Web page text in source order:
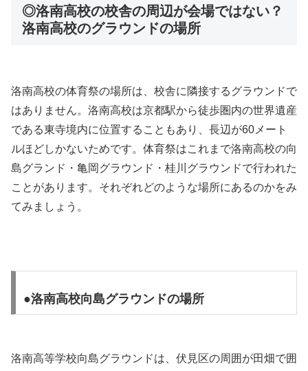
◎洛南高校の校舎の周辺が会場ではない？
洛南高校のグラウンドの場所
洛南高校の体育祭の場所は、校舎に隣接するグラウンドで
はありません。洛南高校は京都駅から徒歩圏内の世界遺産
である東寺境内に位置することもあり、長辺が60メート
ルほどしかないためです。体育祭はこれまで洛南高校の向
島グランド・亀岡グラウンド・桂川グラウンドで行われた
ことがあります。それぞれどのような場所にあるのかをみ
てみましょう。
●洛南高校向島グラウンドの場所
洛南高等学校向島グラウンドは、伏見区の周囲が田畑で囲